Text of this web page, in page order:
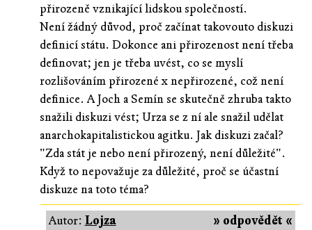
přirozeně vznikající lidskou společností.
Není žádný důvod, proč začínat takovouto diskuzi
definicí státu. Dokonce ani přirozenost není třeba
definovat; jen je třeba uvést, co se myslí
rozlišováním přirozené x nepřirozené, což není
definice. A Joch a Semín se skutečně zhruba takto
snažili diskuzi vést; Urza se z ní ale snažil udělat
anarchokapitalistickou agitku. Jak diskuzi začal?
"Zda stát je nebo není přirozený, není důležité".
Když to nepovažuje za důležité, proč se účastní
diskuze na toto téma?
» odpovědět «
Autor: Lojza